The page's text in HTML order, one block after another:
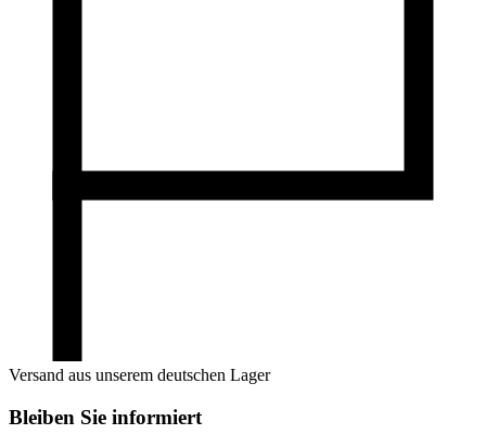
Versand aus unserem deutschen Lager
Bleiben Sie informiert